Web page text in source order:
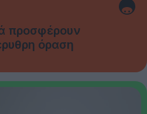
προσφέρουν
όραση